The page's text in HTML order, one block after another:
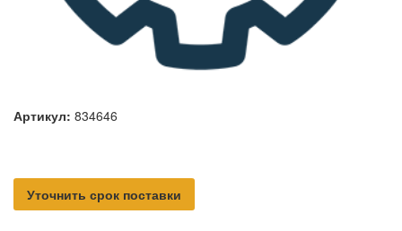
Артикул: 834646
Уточнить срок поставки